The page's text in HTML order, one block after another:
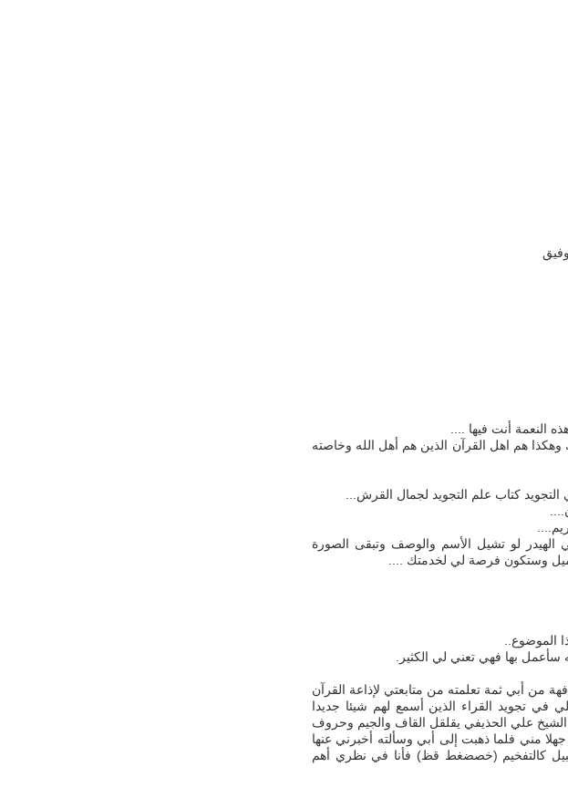
النعمة أنت فيها ....
هم اهل القرآن الذين هم أهل الله وخاصته
كتاب علم التجويد لجمال القرش...
الهيدر لو تشيل الأسم والوصف وتبقى الصورة
وستكون فرصة لي لخدمتك ....
الموضوع..
بها فهي تعني لي الكثير.
من أبي ثمة تعلمته من متابعتي لإذاعة القرآن
في تجويد القراء الذين أسمع لهم شيئا جديدا
علي الحذيفي يقلقل القاف والجيم وحروف
مني فلما ذهبت إلى أبي وسألته أخبرني عنها
كالتفخيم (خصضغط قظ) فأنا في نظري أهم